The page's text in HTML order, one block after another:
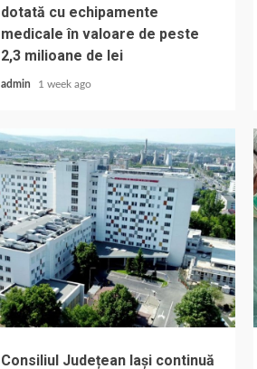
dotată cu echipamente
medicale în valoare de peste
2,3 milioane de lei
admin 1 week ago
Consiliul Județean Iași continuă